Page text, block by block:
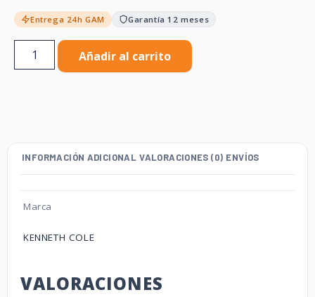
Entrega 24h GAM Garantía 12 meses
Añadir al carrito
INFORMACIÓN ADICIONAL VALORACIONES (0) ENVÍOS
Marca
KENNETH COLE
VALORACIONES